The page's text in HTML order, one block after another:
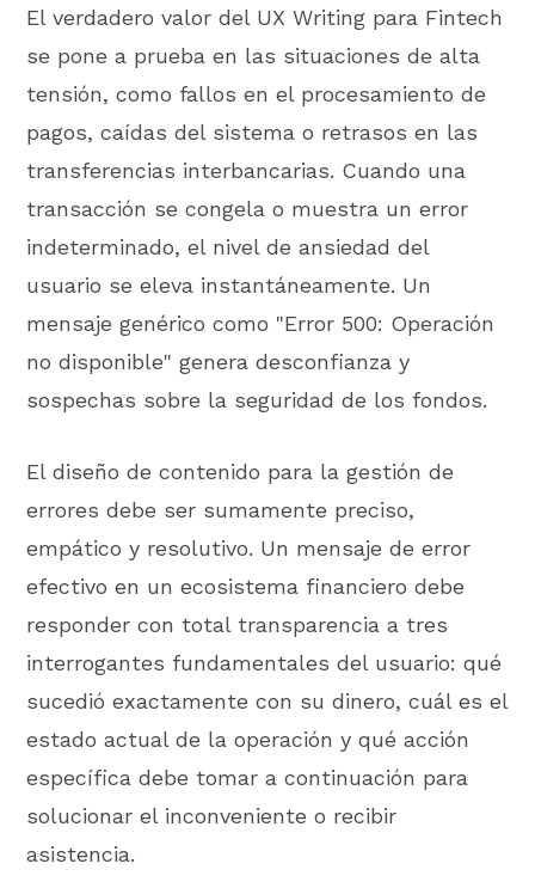
El verdadero valor del UX Writing para Fintech
se pone a prueba en las situaciones de alta
tensión, como fallos en el procesamiento de
pagos, caídas del sistema o retrasos en las
transferencias interbancarias. Cuando una
transacción se congela o muestra un error
indeterminado, el nivel de ansiedad del
usuario se eleva instantáneamente. Un
mensaje genérico como "Error 500: Operación
no disponible" genera desconfianza y
sospechas sobre la seguridad de los fondos.
El diseño de contenido para la gestión de
errores debe ser sumamente preciso,
empático y resolutivo. Un mensaje de error
efectivo en un ecosistema financiero debe
responder con total transparencia a tres
interrogantes fundamentales del usuario: qué
sucedió exactamente con su dinero, cuál es el
estado actual de la operación y qué acción
específica debe tomar a continuación para
solucionar el inconveniente o recibir
asistencia.